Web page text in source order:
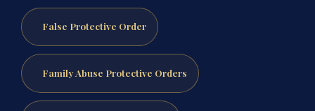
False Protective Order
Family Abuse Protective Orders